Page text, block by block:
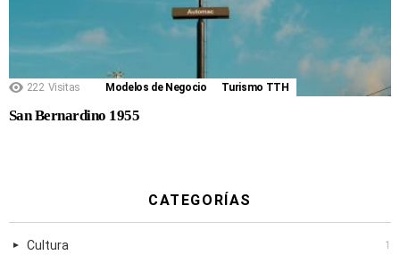
222 Visitas Modelos de Negocio Turismo TTH
San Bernardino 1955
CATEGORÍAS
Cultura 1